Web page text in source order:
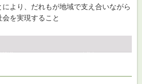
より、だれもが地域で支え合いながら
を実現すること